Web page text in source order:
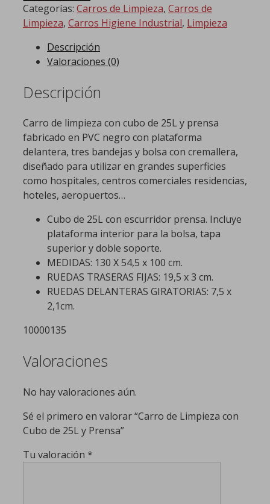
Categorías: Carros de Limpieza, Carros de
Limpieza, Carros Higiene Industrial, Limpieza
Descripción
Valoraciones (0)
Descripción
Carro de limpieza con cubo de 25L y prensa
fabricado en PVC negro con plataforma
delantera, tres bandejas y bolsa con cremallera,
diseñado para utilizar en grandes superficies
como hospitales, centros comerciales residencias,
hoteles, aeropuertos…
Cubo de 25L con escurridor prensa. Incluye
plataforma interior para la bolsa, tapa
superior y doble soporte.
MEDIDAS: 130 X 54,5 x 100 cm.
RUEDAS TRASERAS FIJAS: 19,5 x 3 cm.
RUEDAS DELANTERAS GIRATORIAS: 7,5 x
2,1cm.
10000135
Valoraciones
No hay valoraciones aún.
Sé el primero en valorar “Carro de Limpieza con
Cubo de 25L y Prensa”
Tu valoración *